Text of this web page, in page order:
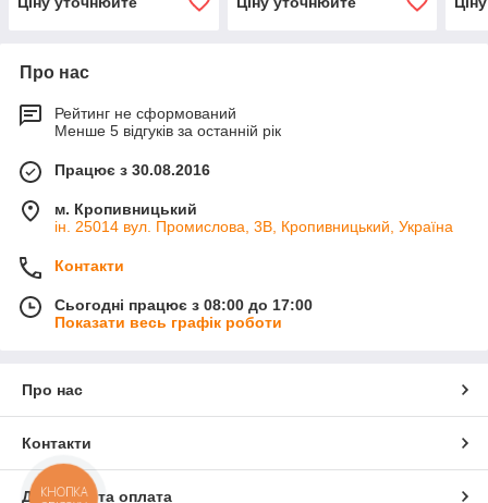
Про нас
Рейтинг не сформований
Менше 5 відгуків за останній рік
Працює з 30.08.2016
м. Кропивницький
ін. 25014 вул. Промислова, 3В, Кропивницький, Україна
Контакти
Сьогодні працює з 08:00 до 17:00
Показати весь графік роботи
Про нас
Контакти
Доставка та оплата
КНОПКА